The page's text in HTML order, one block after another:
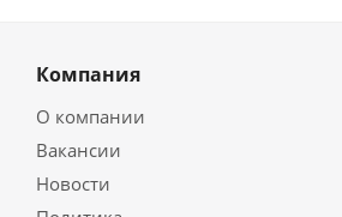
Компания
О компании
Вакансии
Новости